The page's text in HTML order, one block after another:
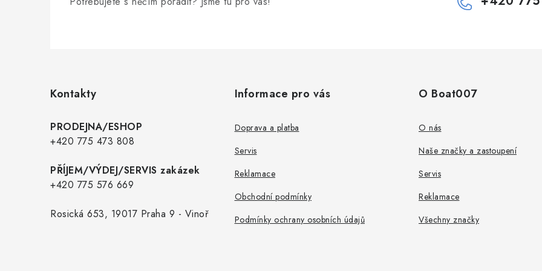
Kontakty
PRODEJNA/ESHOP
+420 775 473 808
PŘÍJEM/VÝDEJ/SERVIS zakázek
+420 775 576 669
Rosická 653, 19017 Praha 9 - Vinoř
Informace pro vás
Doprava a platba
Servis
Reklamace
Obchodní podmínky
Podmínky ochrany osobních údajů
O Boat007
O nás
Naše značky a zastoupení
Servis
Reklamace
Všechny značky